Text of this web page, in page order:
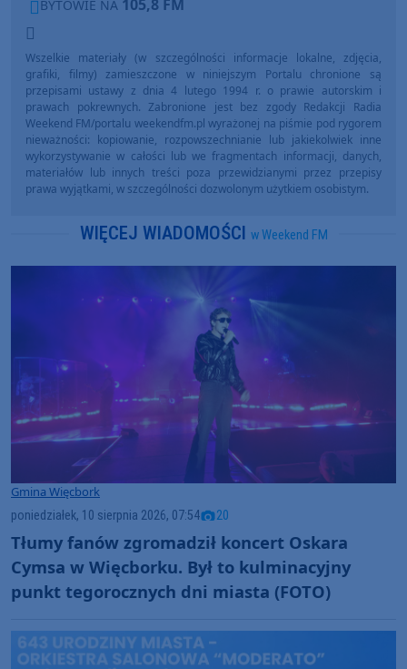
BYTOWIE NA 105,8 FM
Wszelkie materiały (w szczególności informacje lokalne, zdjęcia,
grafiki, filmy) zamieszczone w niniejszym Portalu chronione są
przepisami ustawy z dnia 4 lutego 1994 r. o prawie autorskim i
prawach pokrewnych. Zabronione jest bez zgody Redakcji Radia
Weekend FM/portalu weekendfm.pl wyrażonej na piśmie pod rygorem
nieważności: kopiowanie, rozpowszechnianie lub jakiekolwiek inne
wykorzystywanie w całości lub we fragmentach informacji, danych,
materiałów lub innych treści poza przewidzianymi przez przepisy
prawa wyjątkami, w szczególności dozwolonym użytkiem osobistym.
WIĘCEJ WIADOMOŚCI w Weekend FM
Gmina Więcbork
poniedziałek, 10 sierpnia 2026, 07:54 20
Tłumy fanów zgromadził koncert Oskara
Cymsa w Więcborku. Był to kulminacyjny
punkt tegorocznych dni miasta (FOTO)